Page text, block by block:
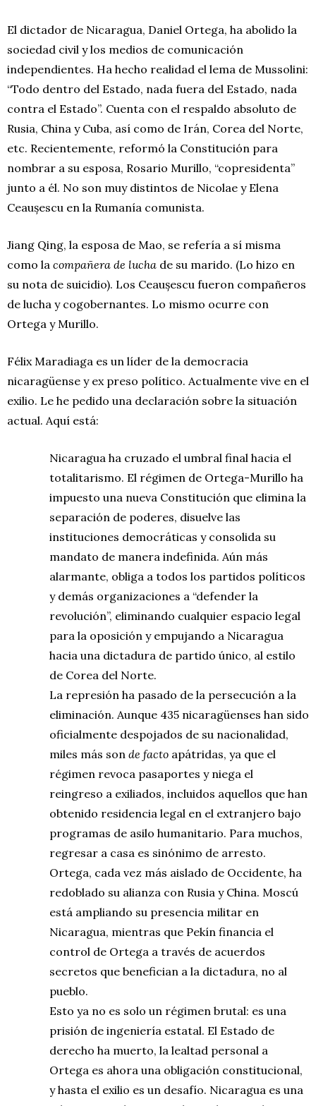
El dictador de Nicaragua, Daniel Ortega, ha abolido la
sociedad civil y los medios de comunicación
independientes. Ha hecho realidad el lema de Mussolini:
“Todo dentro del Estado, nada fuera del Estado, nada
contra el Estado”. Cuenta con el respaldo absoluto de
Rusia, China y Cuba, así como de Irán, Corea del Norte,
etc. Recientemente, reformó la Constitución para
nombrar a su esposa, Rosario Murillo, “copresidenta”
junto a él. No son muy distintos de Nicolae y Elena
Ceaușescu en la Rumanía comunista.
Jiang Qing, la esposa de Mao, se refería a sí misma
como la compañera de lucha de su marido. (Lo hizo en
su nota de suicidio). Los Ceaușescu fueron compañeros
de lucha y cogobernantes. Lo mismo ocurre con
Ortega y Murillo.
Félix Maradiaga es un líder de la democracia
nicaragüense y ex preso político. Actualmente vive en el
exilio. Le he pedido una declaración sobre la situación
actual. Aquí está:
Nicaragua ha cruzado el umbral final hacia el
totalitarismo. El régimen de Ortega-Murillo ha
impuesto una nueva Constitución que elimina la
separación de poderes, disuelve las
instituciones democráticas y consolida su
mandato de manera indefinida. Aún más
alarmante, obliga a todos los partidos políticos
y demás organizaciones a “defender la
revolución”, eliminando cualquier espacio legal
para la oposición y empujando a Nicaragua
hacia una dictadura de partido único, al estilo
de Corea del Norte.
La represión ha pasado de la persecución a la
eliminación. Aunque 435 nicaragüenses han sido
oficialmente despojados de su nacionalidad,
miles más son de facto apátridas, ya que el
régimen revoca pasaportes y niega el
reingreso a exiliados, incluidos aquellos que han
obtenido residencia legal en el extranjero bajo
programas de asilo humanitario. Para muchos,
regresar a casa es sinónimo de arresto.
Ortega, cada vez más aislado de Occidente, ha
redoblado su alianza con Rusia y China. Moscú
está ampliando su presencia militar en
Nicaragua, mientras que Pekín financia el
control de Ortega a través de acuerdos
secretos que benefician a la dictadura, no al
pueblo.
Esto ya no es solo un régimen brutal: es una
prisión de ingeniería estatal. El Estado de
derecho ha muerto, la lealtad personal a
Ortega es ahora una obligación constitucional,
y hasta el exilio es un desafío. Nicaragua es una